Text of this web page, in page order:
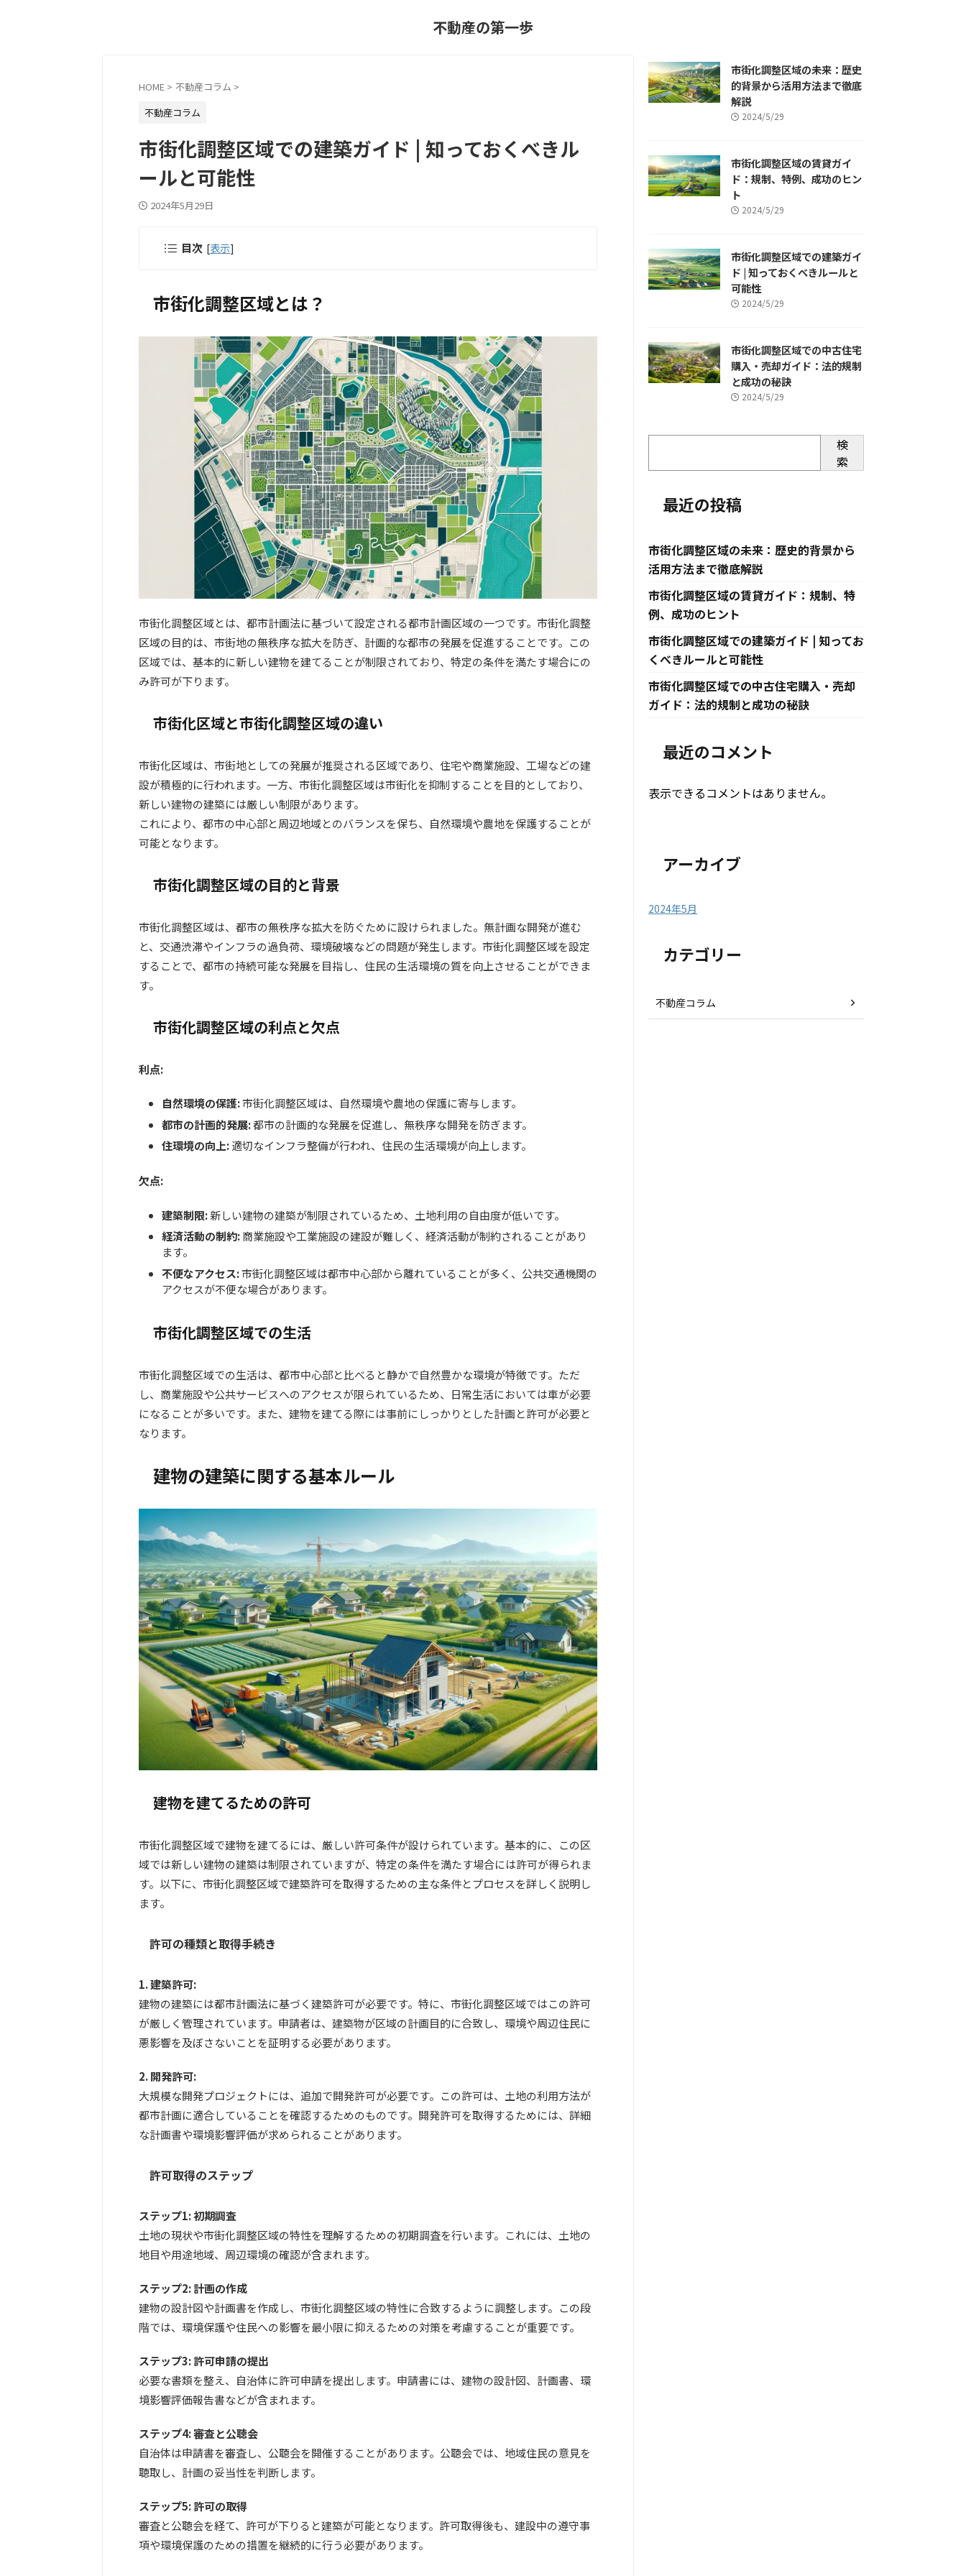
不動産の第一歩
HOME > 不動産コラム >
不動産コラム
市街化調整区域での建築ガイド | 知っておくべきル
ールと可能性
2024年5月29日
目次 [表示]
市街化調整区域とは？
市街化調整区域とは、都市計画法に基づいて設定される都市計画区域の一つです。市街化調整
区域の目的は、市街地の無秩序な拡大を防ぎ、計画的な都市の発展を促進することです。この
区域では、基本的に新しい建物を建てることが制限されており、特定の条件を満たす場合にの
み許可が下ります。
市街化区域と市街化調整区域の違い
市街化区域は、市街地としての発展が推奨される区域であり、住宅や商業施設、工場などの建
設が積極的に行われます。一方、市街化調整区域は市街化を抑制することを目的としており、
新しい建物の建築には厳しい制限があります。
これにより、都市の中心部と周辺地域とのバランスを保ち、自然環境や農地を保護することが
可能となります。
市街化調整区域の目的と背景
市街化調整区域は、都市の無秩序な拡大を防ぐために設けられました。無計画な開発が進む
と、交通渋滞やインフラの過負荷、環境破壊などの問題が発生します。市街化調整区域を設定
することで、都市の持続可能な発展を目指し、住民の生活環境の質を向上させることができま
す。
市街化調整区域の利点と欠点
利点:
自然環境の保護:市街化調整区域は、自然環境や農地の保護に寄与します。
都市の計画的発展:都市の計画的な発展を促進し、無秩序な開発を防ぎます。
住環境の向上:適切なインフラ整備が行われ、住民の生活環境が向上します。
欠点:
建築制限:新しい建物の建築が制限されているため、土地利用の自由度が低いです。
経済活動の制約:商業施設や工業施設の建設が難しく、経済活動が制約されることがあり
ます。
不便なアクセス:市街化調整区域は都市中心部から離れていることが多く、公共交通機関の
アクセスが不便な場合があります。
市街化調整区域での生活
市街化調整区域での生活は、都市中心部と比べると静かで自然豊かな環境が特徴です。ただ
し、商業施設や公共サービスへのアクセスが限られているため、日常生活においては車が必要
になることが多いです。また、建物を建てる際には事前にしっかりとした計画と許可が必要と
なります。
建物の建築に関する基本ルール
建物を建てるための許可
市街化調整区域で建物を建てるには、厳しい許可条件が設けられています。基本的に、この区
域では新しい建物の建築は制限されていますが、特定の条件を満たす場合には許可が得られま
す。以下に、市街化調整区域で建築許可を取得するための主な条件とプロセスを詳しく説明し
ます。
許可の種類と取得手続き
1. 建築許可:
建物の建築には都市計画法に基づく建築許可が必要です。特に、市街化調整区域ではこの許可
が厳しく管理されています。申請者は、建築物が区域の計画目的に合致し、環境や周辺住民に
悪影響を及ぼさないことを証明する必要があります。
2. 開発許可:
大規模な開発プロジェクトには、追加で開発許可が必要です。この許可は、土地の利用方法が
都市計画に適合していることを確認するためのものです。開発許可を取得するためには、詳細
な計画書や環境影響評価が求められることがあります。
許可取得のステップ
ステップ1: 初期調査
土地の現状や市街化調整区域の特性を理解するための初期調査を行います。これには、土地の
地目や用途地域、周辺環境の確認が含まれます。
ステップ2: 計画の作成
建物の設計図や計画書を作成し、市街化調整区域の特性に合致するように調整します。この段
階では、環境保護や住民への影響を最小限に抑えるための対策を考慮することが重要です。
ステップ3: 許可申請の提出
必要な書類を整え、自治体に許可申請を提出します。申請書には、建物の設計図、計画書、環
境影響評価報告書などが含まれます。
ステップ4: 審査と公聴会
自治体は申請書を審査し、公聴会を開催することがあります。公聴会では、地域住民の意見を
聴取し、計画の妥当性を判断します。
ステップ5: 許可の取得
審査と公聴会を経て、許可が下りると建築が可能となります。許可取得後も、建設中の遵守事
項や環境保護のための措置を継続的に行う必要があります。
市街化調整区域の未来：歴史
的背景から活用方法まで徹底
解説
2024/5/29
市街化調整区域の賃貸ガイ
ド：規制、特例、成功のヒン
ト
2024/5/29
市街化調整区域での建築ガイ
ド | 知っておくべきルールと
可能性
2024/5/29
市街化調整区域での中古住宅
購入・売却ガイド：法的規制
と成功の秘訣
2024/5/29
検
索
最近の投稿
市街化調整区域の未来：歴史的背景から
活用方法まで徹底解説
市街化調整区域の賃貸ガイド：規制、特
例、成功のヒント
市街化調整区域での建築ガイド | 知ってお
くべきルールと可能性
市街化調整区域での中古住宅購入・売却
ガイド：法的規制と成功の秘訣
最近のコメント
表示できるコメントはありません。
アーカイブ
2024年5月
カテゴリー
不動産コラム